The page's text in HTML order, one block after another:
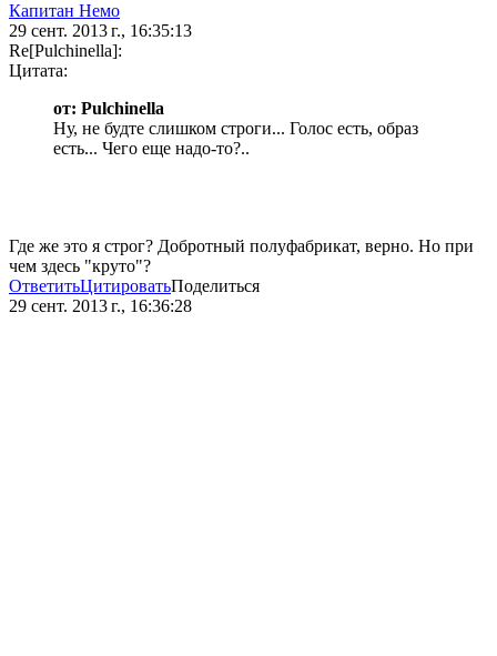
Капитан Немо
29 сент. 2013 г., 16:35:13
Re[Pulchinella]:
Цитата:
от: Pulchinella
Ну, не будте слишком строги... Голос есть, образ
есть... Чего еще надо-то?..
Где же это я строг? Добротный полуфабрикат, верно. Но при
чем здесь "круто"?
ОтветитьЦитироватьПоделиться
29 сент. 2013 г., 16:36:28